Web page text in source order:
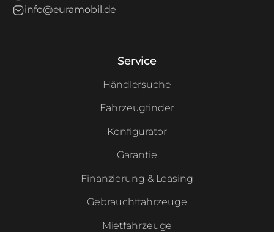
info@euramobil.de
Service
Händlersuche
Fahrzeugfinder
Konfigurator
Garantie
Finanzierung & Leasing
Gebrauchtfahrzeuge
Mietfahrzeuge